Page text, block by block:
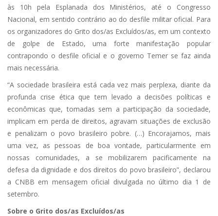
às 10h pela Esplanada dos Ministérios, até o Congresso
Nacional, em sentido contrário ao do desfile militar oficial. Para
os organizadores do Grito dos/as Excluídos/as, em um contexto
de golpe de Estado, uma forte manifestação popular
contrapondo o desfile oficial e o governo Temer se faz ainda
mais necessária.
“A sociedade brasileira está cada vez mais perplexa, diante da
profunda crise ética que tem levado a decisões políticas e
econômicas que, tomadas sem a participação da sociedade,
implicam em perda de direitos, agravam situações de exclusão
e penalizam o povo brasileiro pobre. (…) Encorajamos, mais
uma vez, as pessoas de boa vontade, particularmente em
nossas comunidades, a se mobilizarem pacificamente na
defesa da dignidade e dos direitos do povo brasileiro”, declarou
a CNBB em mensagem oficial divulgada no último dia 1 de
setembro.
Sobre o Grito dos/as Excluídos/as